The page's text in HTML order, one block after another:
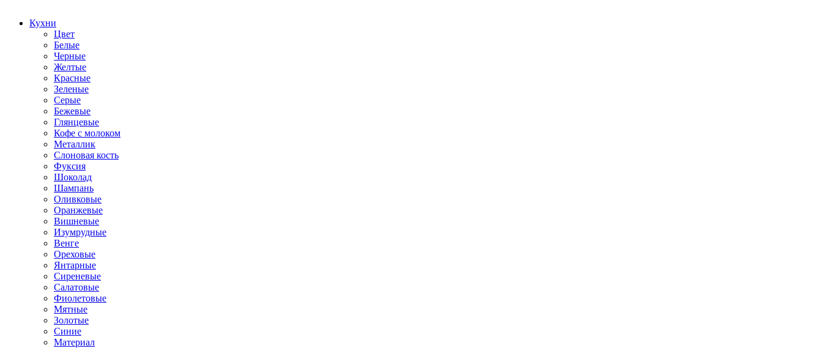
Кухни
Цвет
Белые
Черные
Желтые
Красные
Зеленые
Серые
Бежевые
Глянцевые
Кофе с молоком
Металлик
Слоновая кость
Фуксия
Шоколад
Шампань
Оливковые
Оранжевые
Вишневые
Изумрудные
Венге
Ореховые
Янтарные
Сиреневые
Салатовые
Фиолетовые
Мятные
Золотые
Синие
Материал